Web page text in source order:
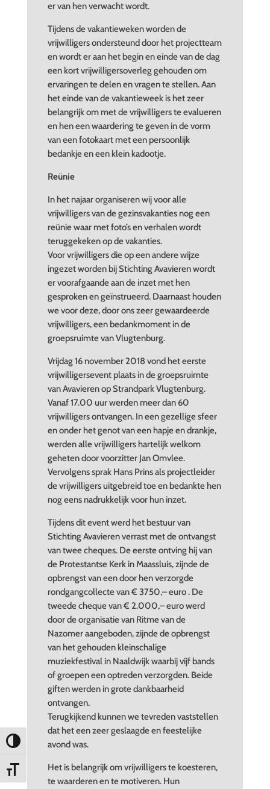
Keuze voor hoog contrast
Kies grootte van het lettertype
er van hen verwacht wordt.
Tijdens de vakantieweken worden de
vrijwilligers ondersteund door het projectteam
en wordt er aan het begin en einde van de dag
een kort vrijwilligersoverleg gehouden om
ervaringen te delen en vragen te stellen. Aan
het einde van de vakantieweek is het zeer
belangrijk om met de vrijwilligers te evalueren
en hen een waardering te geven in de vorm
van een fotokaart met een persoonlijk
bedankje en een klein kadootje.
Reünie
In het najaar organiseren wij voor alle
vrijwilligers van de gezinsvakanties nog een
reünie waar met foto’s en verhalen wordt
teruggekeken op de vakanties.
Voor vrijwilligers die op een andere wijze
ingezet worden bij Stichting Avavieren wordt
er voorafgaande aan de inzet met hen
gesproken en geïnstrueerd. Daarnaast houden
we voor deze, door ons zeer gewaardeerde
vrijwilligers, een bedankmoment in de
groepsruimte van Vlugtenburg.
Vrijdag 16 november 2018 vond het eerste
vrijwilligersevent plaats in de groepsruimte
van Avavieren op Strandpark Vlugtenburg.
Vanaf 17.00 uur werden meer dan 60
vrijwilligers ontvangen. In een gezellige sfeer
en onder het genot van een hapje en drankje,
werden alle vrijwilligers hartelijk welkom
geheten door voorzitter Jan Omvlee.
Vervolgens sprak Hans Prins als projectleider
de vrijwilligers uitgebreid toe en bedankte hen
nog eens nadrukkelijk voor hun inzet.
Tijdens dit event werd het bestuur van
Stichting Avavieren verrast met de ontvangst
van twee cheques. De eerste ontving hij van
de Protestantse Kerk in Maassluis, zijnde de
opbrengst van een door hen verzorgde
rondgangcollecte van € 3750,– euro . De
tweede cheque van € 2.000,– euro werd
door de organisatie van Ritme van de
Nazomer aangeboden, zijnde de opbrengst
van het gehouden kleinschalige
muziekfestival in Naaldwijk waarbij vijf bands
of groepen een optreden verzorgden. Beide
giften werden in grote dankbaarheid
ontvangen.
Terugkijkend kunnen we tevreden vaststellen
dat het een zeer geslaagde en feestelijke
avond was.
Het is belangrijk om vrijwilligers te koesteren,
te waarderen en te motiveren. Hun